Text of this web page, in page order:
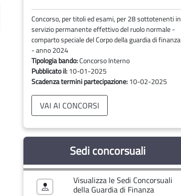
Concorso, per titoli ed esami, per 28 sottotenenti in
servizio permanente effettivo del ruolo normale -
comparto speciale del Corpo della guardia di finanza
- anno 2024
Tipologia bando:Concorso Interno
Pubblicato il:10-01-2025
Scadenza termini partecipazione:10-02-2025
VAI AI CONCORSI
Sedi concorsuali
Visualizza le Sedi Concorsuali
della Guardia di Finanza